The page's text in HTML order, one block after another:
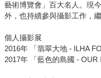
藝術博覽會」百大名人。現
外，也持續參與攝影工作，
個人攝影展
2016年 「翡翠大地 - ILHA
2017年 「藍色的島國 - OUR